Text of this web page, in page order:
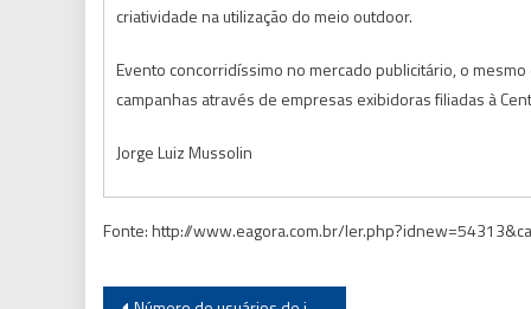
criatividade na utilização do meio outdoor.
Evento concorridíssimo no mercado publicitário, o
campanhas através de empresas exibidoras filiadas à
Jorge Luiz Mussolin
Fonte: http://www.eagora.com.br/